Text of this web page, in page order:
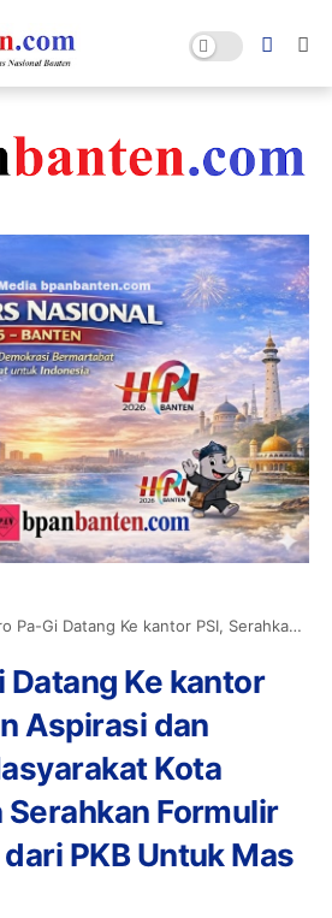
Ke kantor PSI, Serahkan Aspirasi dan Dukungan Masyarakat Kota Bekasi Serta Serahkan Formulir pendaftaran dari PKB Untuk Mas Kaesang
Datang Ke kantor
Aspirasi dan
Kota
Formulir
PKB Untuk Mas